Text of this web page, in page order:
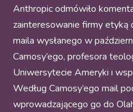
Anthropic odmówiło
zainteresowanie firmy etyką
maila wysłanego w
Camosy’ego, profesora
Uniwersytecie Ameryki i
Według Camosy’ego mail
wprowadzającego go do